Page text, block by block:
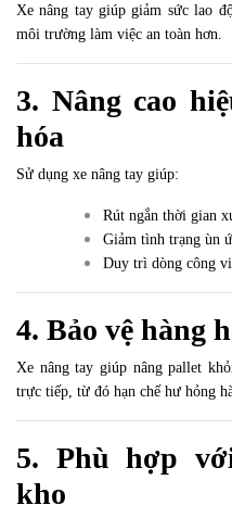
Xe nâng tay giúp giảm sức lao
môi trường làm việc an toàn hơn.
3. Nâng cao
hóa
Sử dụng xe nâng tay giúp:
Rút ngắn thời gian
Giảm tình trạng ùn
Duy trì dòng công
4. Bảo vệ hàng
Xe nâng tay giúp nâng pallet
trực tiếp, từ đó hạn chế hư hỏng
5. Phù hợp
kho